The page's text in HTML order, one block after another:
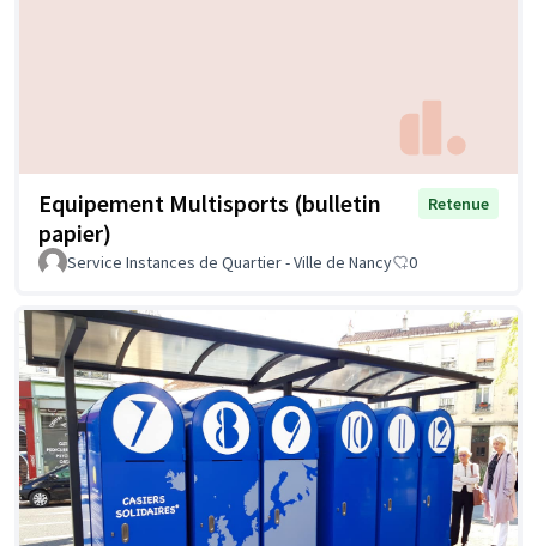
Equipement Multisports (bulletin
papier)
Retenue
Service Instances de Quartier - Ville de Nancy 0